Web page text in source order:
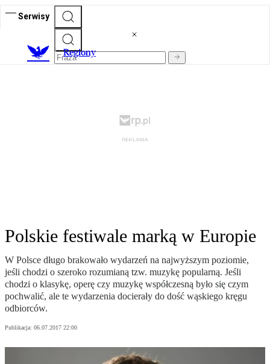
Serwisy
Regiony
Polskie festiwale marką w Europie
W Polsce długo brakowało wydarzeń na najwyższym poziomie,
jeśli chodzi o szeroko rozumianą tzw. muzykę popularną. Jeśli
chodzi o klasykę, operę czy muzykę współczesną było się czym
pochwalić, ale te wydarzenia docierały do dość wąskiego kręgu
odbiorców.
Publikacja: 06.07.2017 22:00